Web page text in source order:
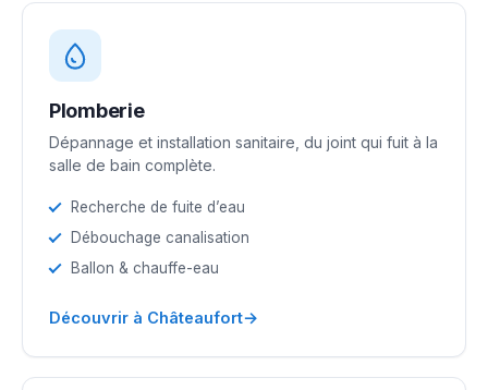
Plomberie
Dépannage et installation sanitaire, du joint qui fuit à la
salle de bain complète.
Recherche de fuite d’eau
Débouchage canalisation
Ballon & chauffe-eau
Découvrir à Châteaufort→